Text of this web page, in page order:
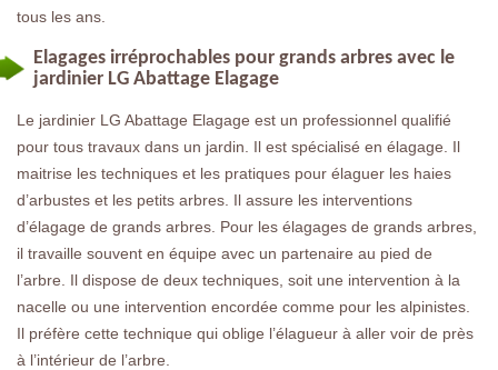
tous les ans.
Elagages irréprochables pour grands arbres avec le
jardinier LG Abattage Elagage
Le jardinier LG Abattage Elagage est un professionnel qualifié
pour tous travaux dans un jardin. Il est spécialisé en élagage. Il
maitrise les techniques et les pratiques pour élaguer les haies
d’arbustes et les petits arbres. Il assure les interventions
d’élagage de grands arbres. Pour les élagages de grands arbres,
il travaille souvent en équipe avec un partenaire au pied de
l’arbre. Il dispose de deux techniques, soit une intervention à la
nacelle ou une intervention encordée comme pour les alpinistes.
Il préfère cette technique qui oblige l’élagueur à aller voir de près
à l’intérieur de l’arbre.